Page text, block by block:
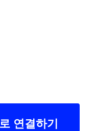
연결하기